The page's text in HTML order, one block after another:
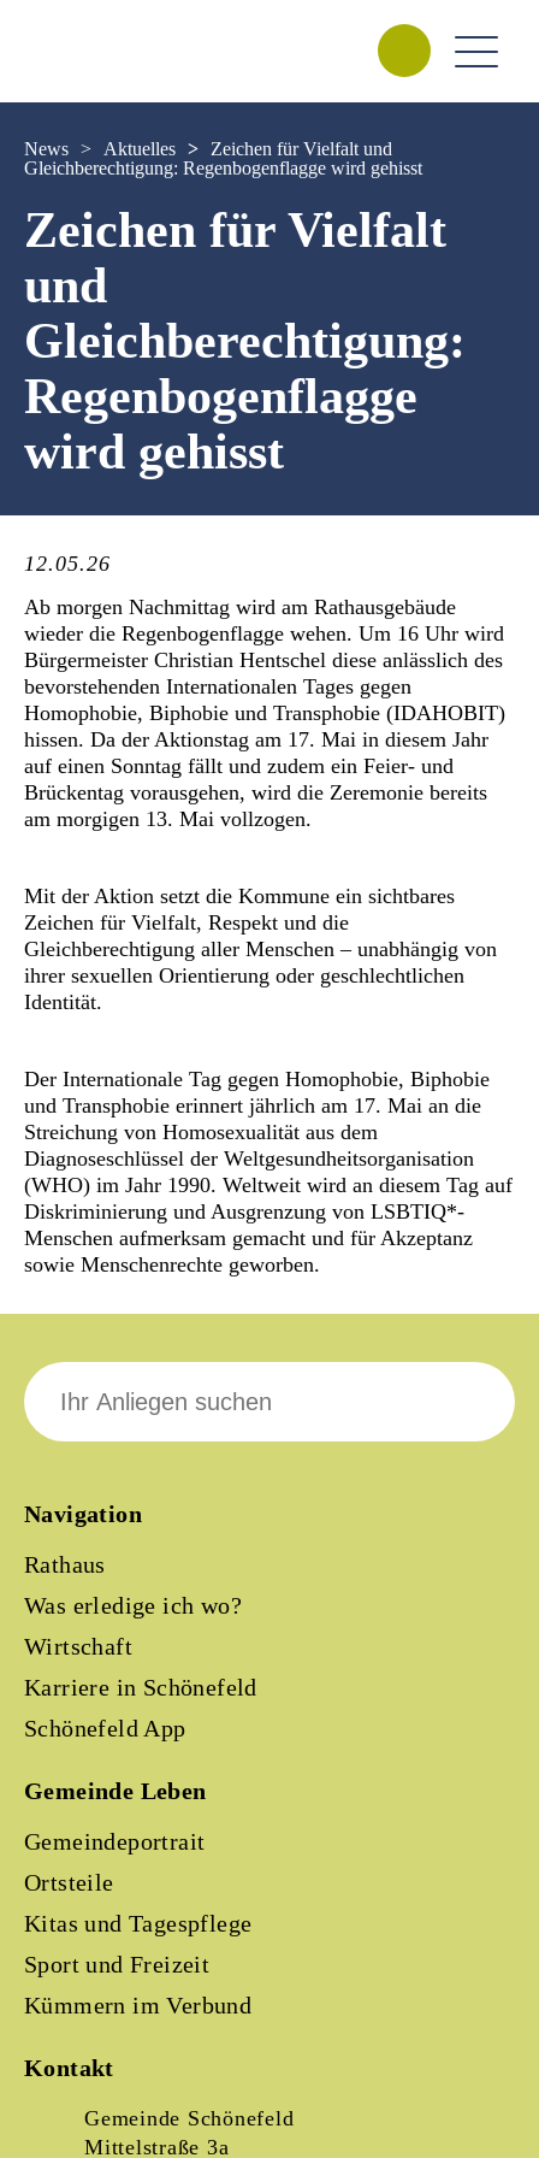
News > Aktuelles >
Zeichen für Vielfalt und
Gleichberechtigung: Regenbogenflagge wird gehisst
Zeichen für Vielfalt
und
Gleichberechtigung:
Regenbogenflagge
wird gehisst
12.05.26
Ab morgen Nachmittag wird am Rathausgebäude
wieder die Regenbogenflagge wehen. Um 16 Uhr wird
Bürgermeister Christian Hentschel diese anlässlich des
bevorstehenden Internationalen Tages gegen
Homophobie, Biphobie und Transphobie (IDAHOBIT)
hissen. Da der Aktionstag am 17. Mai in diesem Jahr
auf einen Sonntag fällt und zudem ein Feier- und
Brückentag vorausgehen, wird die Zeremonie bereits
am morgigen 13. Mai vollzogen.
Mit der Aktion setzt die Kommune ein sichtbares
Zeichen für Vielfalt, Respekt und die
Gleichberechtigung aller Menschen – unabhängig von
ihrer sexuellen Orientierung oder geschlechtlichen
Identität.
Der Internationale Tag gegen Homophobie, Biphobie
und Transphobie erinnert jährlich am 17. Mai an die
Streichung von Homosexualität aus dem
Diagnoseschlüssel der Weltgesundheitsorganisation
(WHO) im Jahr 1990. Weltweit wird an diesem Tag auf
Diskriminierung und Ausgrenzung von LSBTIQ*-
Menschen aufmerksam gemacht und für Akzeptanz
sowie Menschenrechte geworben.
Navigation
Rathaus
Was erledige ich wo?
Wirtschaft
Karriere in Schönefeld
Schönefeld App
Gemeinde Leben
Gemeindeportrait
Ortsteile
Kitas und Tagespflege
Sport und Freizeit
Kümmern im Verbund
Kontakt
Gemeinde Schönefeld
Mittelstraße 3a
Suche
nach: